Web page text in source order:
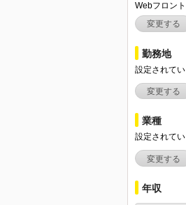
Webフロン
変更する
勤務地
設定されて
変更する
業種
設定されて
変更する
年収